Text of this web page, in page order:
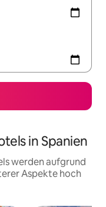
in Spanien
werden aufgrund
Aspekte hoch